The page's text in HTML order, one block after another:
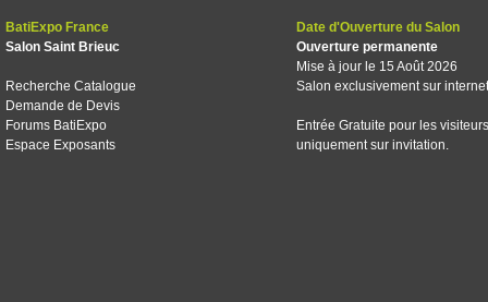
BatiExpo France
Salon Saint Brieuc
Recherche Catalogue
Demande de Devis
Forums BatiExpo
Espace Exposants
Date d'Ouverture du Salon
Ouverture permanente
Mise à jour le 15 Août 2026
Salon exclusivement sur internet
Entrée Gratuite pour les visiteurs
uniquement sur invitation.